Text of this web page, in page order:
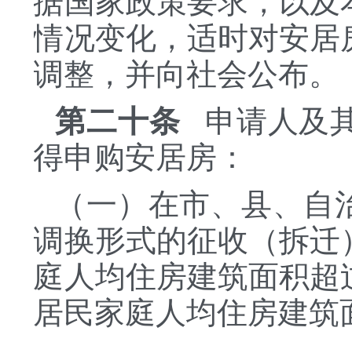
情况变化，适时对安
调整，并向社会公布。
第二十条 申请人及
得申购安居房：
（一）在市、县、
调换形式的征收（拆
庭人均住房建筑面积
居民家庭人均住房建筑